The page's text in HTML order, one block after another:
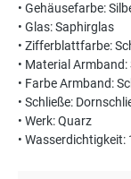
• Gehäusefarbe:
• Glas: Saphirglas
• Zifferblattfarbe:
• Material Armband:
• Farbe Armband:
• Schließe:
• Werk: Quarz
• Wasserdichtigkeit: